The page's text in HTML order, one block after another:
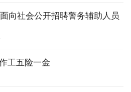
向社会公开招聘警务辅助人员
工五险一金